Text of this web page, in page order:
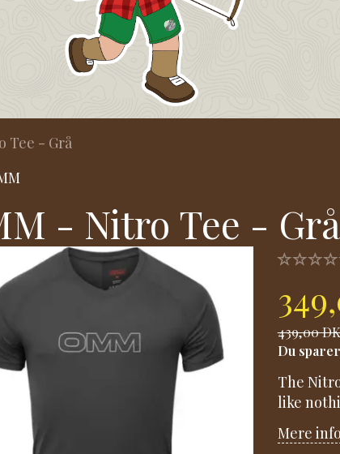
Tee - Grå
- Nitro Tee - Grå
439,00
Du
The
like
Mere